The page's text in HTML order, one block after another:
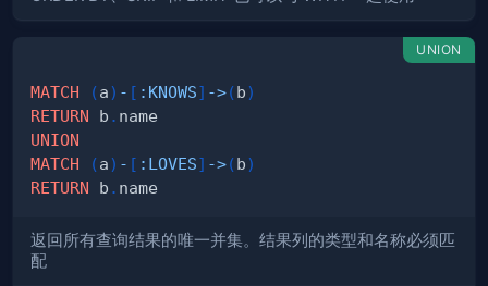
UNION
MATCH (a) - [ : KNOWS] ->(b)
RETURN b .
UNION
MATCH
(a) - [ : LOVES] ->(b)
RETURN b .
返回所有查询结果的唯一并集。结果列的类型和名称必须匹
配